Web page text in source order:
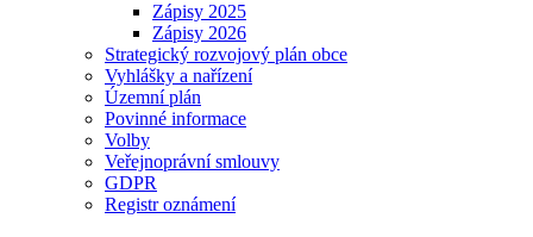
Zápisy 2025
Zápisy 2026
Strategický rozvojový plán obce
Vyhlášky a nařízení
Územní plán
Povinné informace
Volby
Veřejnoprávní smlouvy
GDPR
Registr oznámení